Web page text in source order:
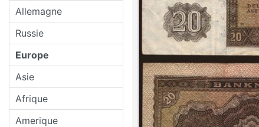
Allemagne
Russie
Europe
Asie
Afrique
Amerique